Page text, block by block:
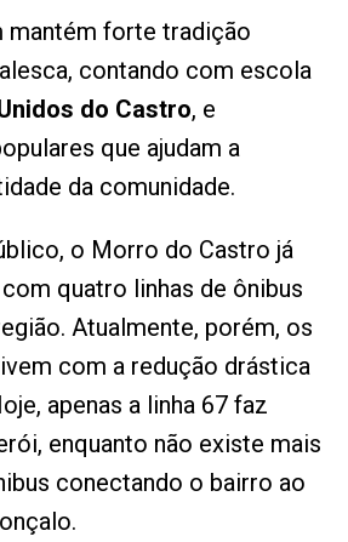
mantém forte tradição
contando com escola
do Castro, e
que ajudam a
da comunidade.
o Morro do Castro já
quatro linhas de ônibus
Atualmente, porém, os
com a redução drástica
apenas a linha 67 faz
enquanto não existe mais
conectando o bairro ao